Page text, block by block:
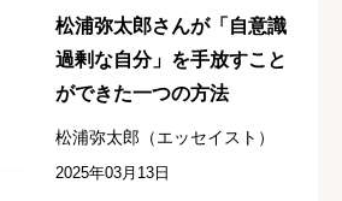
松浦弥太郎さんが「自意識
過剰な自分」を手放すこと
ができた一つの方法
松浦弥太郎（エッセイスト）
2025年03月13日